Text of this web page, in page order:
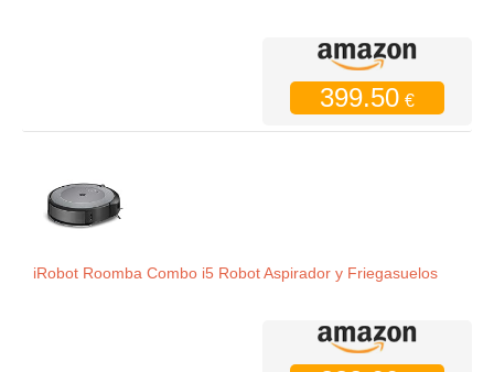
399.50 €
iRobot Roomba Combo i5 Robot Aspirador y Friegasuelos